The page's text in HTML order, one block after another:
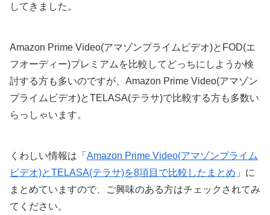
してきました。
Amazon Prime Video(アマゾンプライムビデオ)とFOD(エ
フオーディー)プレミアムを比較してどっちにしようか検
討する方も多いのですが、Amazon Prime Video(アマゾン
プライムビデオ)とTELASA(テラサ)で比較する方も多数い
らっしゃいます。
くわしい情報は「 Amazon Prime Video(アマゾンプライム
ビデオ)とTELASA(テラサ)を8項目で比較したまとめ 」に
まとめていますので、ご興味のある方はチェックされてみ
てください。